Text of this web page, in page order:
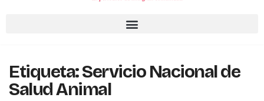
Etiqueta:Servicio Nacional de
Salud Animal